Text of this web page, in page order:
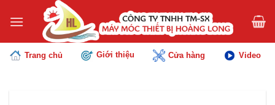
đến
dung Trang chủ Giới thiệu Cửa hàng Video